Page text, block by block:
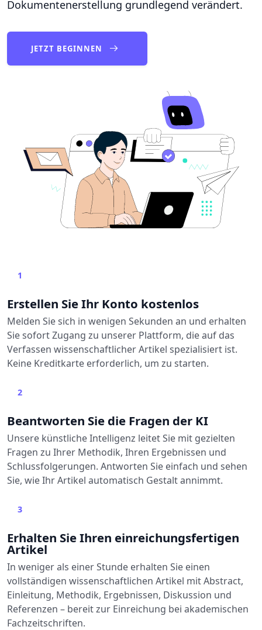
Dokumentenerstellung grundlegend verändert.
JETZT BEGINNEN
1
Erstellen Sie Ihr Konto kostenlos
Melden Sie sich in wenigen Sekunden an und erhalten
Sie sofort Zugang zu unserer Plattform, die auf das
Verfassen wissenschaftlicher Artikel spezialisiert ist.
Keine Kreditkarte erforderlich, um zu starten.
2
Beantworten Sie die Fragen der KI
Unsere künstliche Intelligenz leitet Sie mit gezielten
Fragen zu Ihrer Methodik, Ihren Ergebnissen und
Schlussfolgerungen. Antworten Sie einfach und sehen
Sie, wie Ihr Artikel automatisch Gestalt annimmt.
3
Erhalten Sie Ihren einreichungsfertigen
Artikel
In weniger als einer Stunde erhalten Sie einen
vollständigen wissenschaftlichen Artikel mit Abstract,
Einleitung, Methodik, Ergebnissen, Diskussion und
Referenzen – bereit zur Einreichung bei akademischen
Fachzeitschriften.